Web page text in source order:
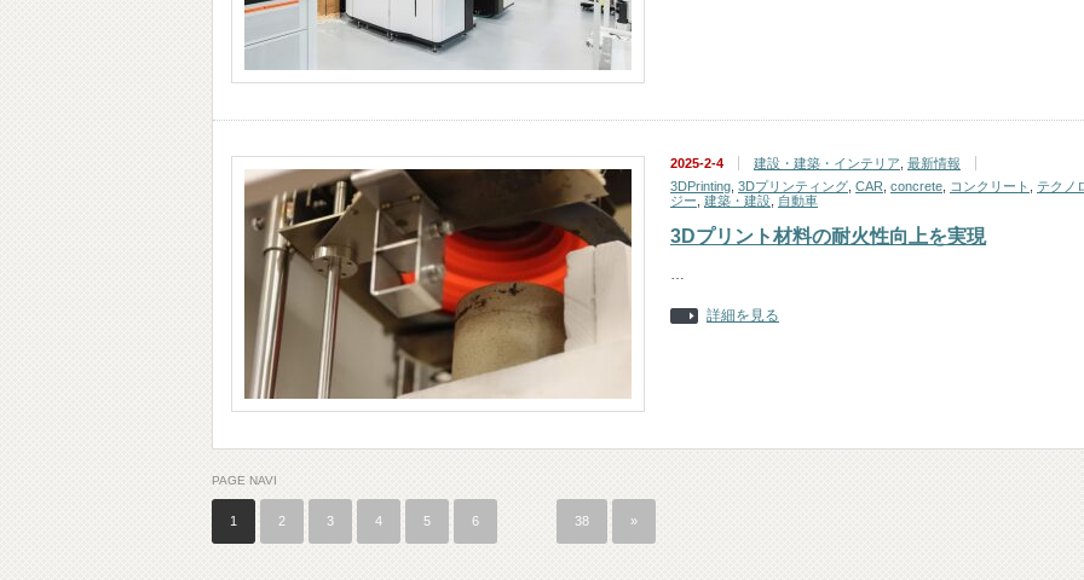
2025-2-4 建設・建築・インテリア 最新情報
3DPrinting 3Dプリンティング CAR concrete コンクリート
テクノ
ジー 建築・建設 自動車
3Dプリント材料の耐火性向上を実現
…
詳細を見る
PAGE NAVI
1 2 3 4 5 6 38 »